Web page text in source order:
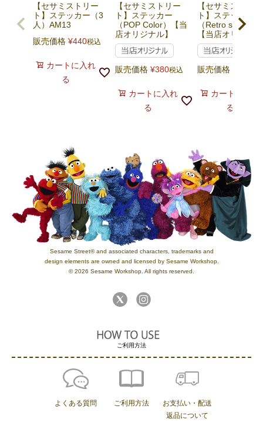
【セサミストリー
ト】ステッカー（3
人）AM13
販売価格 ¥440税込
カートに入れ
る
【セサミストリー
ト】ステッカー
（POP Color）【当
店オリジナル】
販売価格 ¥380税込
カートに入れ
る
【セサミストリー
ト】ステッカー
（Retro style/
【当店オリジナ
販売価格
カートに入れ
る
Sesame Street® and associated characters, trademarks and
design elements are owned and licensed by Sesame Workshop.
© 2026 Sesame Workshop. All rights reserved.
ご利用方法
よくある質問 ご利用方法
お支払い・配送
返品について